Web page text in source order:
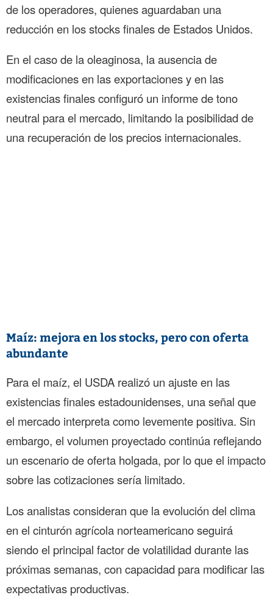
de los operadores, quienes aguardaban una
reducción en los stocks finales de Estados Unidos.
En el caso de la oleaginosa, la ausencia de
modificaciones en las exportaciones y en las
existencias finales configuró un informe de tono
neutral para el mercado, limitando la posibilidad de
una recuperación de los precios internacionales.
Maíz: mejora en los stocks, pero con oferta
abundante
Para el maíz, el USDA realizó un ajuste en las
existencias finales estadounidenses, una señal que
el mercado interpreta como levemente positiva. Sin
embargo, el volumen proyectado continúa reflejando
un escenario de oferta holgada, por lo que el impacto
sobre las cotizaciones sería limitado.
Los analistas consideran que la evolución del clima
en el cinturón agrícola norteamericano seguirá
siendo el principal factor de volatilidad durante las
próximas semanas, con capacidad para modificar las
expectativas productivas.